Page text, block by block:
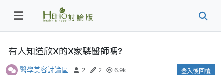
有人知道欣X的X家驎醫師嗎?
醫學美容討論區 2 2 6.9k 登入後回覆